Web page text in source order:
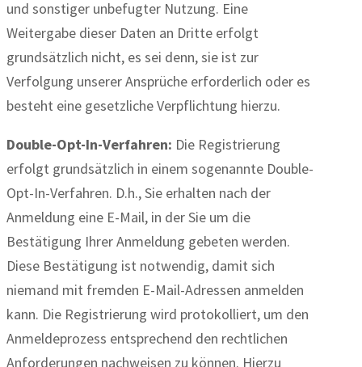
und sonstiger unbefugter Nutzung. Eine
Weitergabe dieser Daten an Dritte erfolgt
grundsätzlich nicht, es sei denn, sie ist zur
Verfolgung unserer Ansprüche erforderlich oder es
besteht eine gesetzliche Verpflichtung hierzu.
Double-Opt-In-Verfahren: Die Registrierung
erfolgt grundsätzlich in einem sogenannte Double-
Opt-In-Verfahren. D.h., Sie erhalten nach der
Anmeldung eine E-Mail, in der Sie um die
Bestätigung Ihrer Anmeldung gebeten werden.
Diese Bestätigung ist notwendig, damit sich
niemand mit fremden E-Mail-Adressen anmelden
kann. Die Registrierung wird protokolliert, um den
Anmeldeprozess entsprechend den rechtlichen
Anforderungen nachweisen zu können. Hierzu